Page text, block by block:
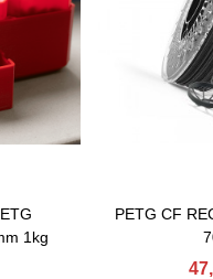
1kg
Afegir Al
PETG CF